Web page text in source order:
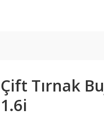
Çift Tırnak
1.6i